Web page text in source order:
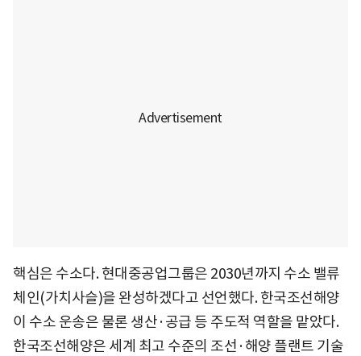
핵심은 수소다. 현대중공업그룹은 2030년까지 수소 밸류
체인(가치사슬)을 완성하겠다고 선언했다. 한국조선해양
이 수소 운송은 물론 생산·공급 등 주도적 역할을 맡았다.
한국조선해양은 세계 최고 수준의 조선·해양 플랜트 기술